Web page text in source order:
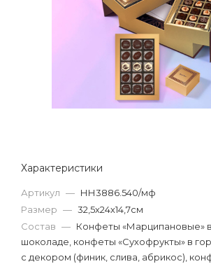
Характеристики
Артикул — НН3886.540/мф
Размер — 32,5х24х14,7см
Состав — Конфеты «Марципановые»
шоколаде, конфеты «Сухофрукты» в
с декором (финик, слива, абрикос),